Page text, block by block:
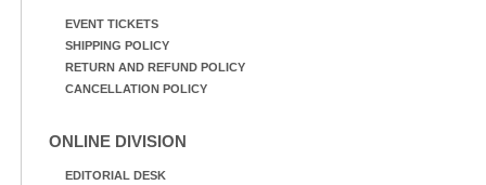
EVENT TICKETS
SHIPPING POLICY
RETURN AND REFUND POLICY
CANCELLATION POLICY
ONLINE DIVISION
EDITORIAL DESK